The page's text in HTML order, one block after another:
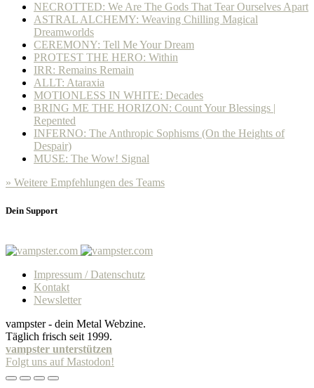
NECROTTED: We Are The Gods That Tear Ourselves Apart
ASTRAL ALCHEMY: Weaving Chilling Magical
Dreamworlds
CEREMONY: Tell Me Your Dream
PROTEST THE HERO: Within
IRR: Remains Remain
ALLT: Ataraxia
MOTIONLESS IN WHITE: Decades
BRING ME THE HORIZON: Count Your Blessings |
Repented
INFERNO: The Anthropic Sophisms (On the Heights of
Despair)
MUSE: The Wow! Signal
» Weitere Empfehlungen des Teams
Dein Support
Impressum / Datenschutz
Kontakt
Newsletter
vampster - dein Metal Webzine.
Täglich frisch seit 1999.
vampster unterstützen
Folgt uns auf Mastodon!